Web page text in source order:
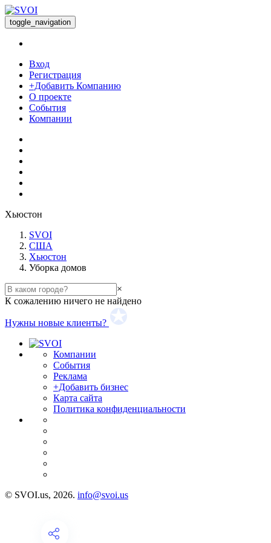
toggle_navigation
Вход
Регистрация
+Добавить Компанию
О проекте
События
Компании
Хьюстон
SVOI
США
Хьюстон
Уборка домов
×
К сожалению ничего не найдено
Нужны новые клиенты?
Компании
События
Реклама
+Добавить бизнес
Карта сайта
Политика конфиденциальности
© SVOI.us, 2026. info@svoi.us